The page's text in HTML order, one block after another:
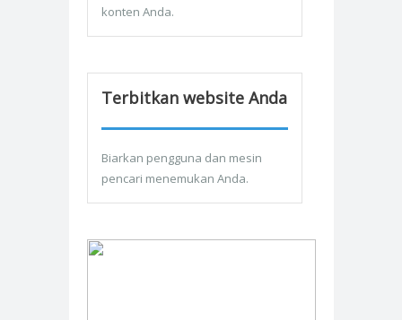
konten Anda.
Terbitkan website Anda
Biarkan pengguna dan mesin
pencari menemukan Anda.